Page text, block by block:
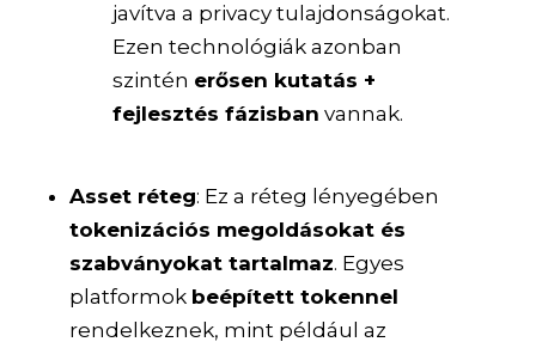
javítva a privacy tulajdonságokat.
Ezen technológiák azonban
szintén erősen kutatás +
fejlesztés fázisban vannak.
Asset réteg: Ez a réteg lényegében
tokenizációs megoldásokat és
szabványokat tartalmaz. Egyes
platformok beépített tokennel
rendelkeznek, mint például az